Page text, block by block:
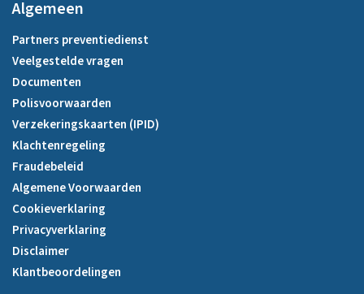
Algemeen
Partners preventiedienst
Veelgestelde vragen
Documenten
Polisvoorwaarden
Verzekeringskaarten (IPID)
Klachtenregeling
Fraudebeleid
Algemene Voorwaarden
Cookieverklaring
Privacyverklaring
Disclaimer
Klantbeoordelingen